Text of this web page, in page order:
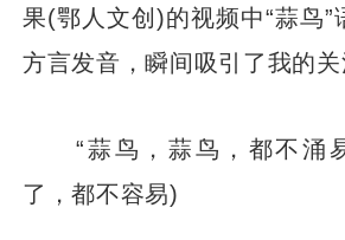
果(鄂人文创)的视频中“蒜鸟”
方言发音，瞬间吸引了我的关
“蒜鸟，蒜鸟，都不涌
了，都不容易)